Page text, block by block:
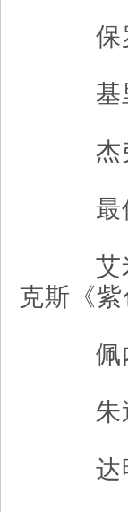
保罗
基里
杰弗
最
艾米
克斯《紫
佩内
朱迪
达明